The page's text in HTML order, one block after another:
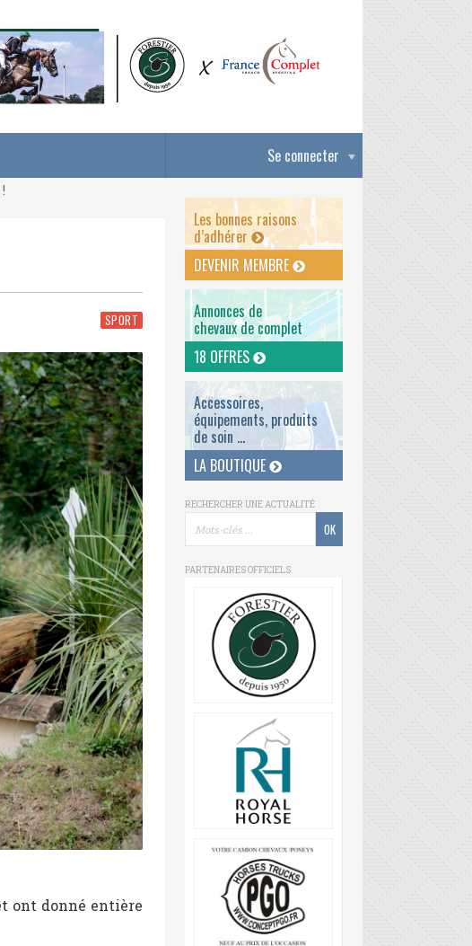
Se connecter
SPORT
ont donné entière
Les bonnes raisons
d’adhérer
DEVENIR MEMBRE
Annonces de
chevaux de complet
18 OFFRES
Accessoires,
équipements, produits
de soin ...
LA BOUTIQUE
RECHERCHER UNE ACTUALITÉ
PARTENAIRES OFFICIELS